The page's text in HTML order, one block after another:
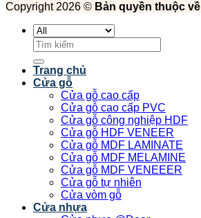
Copyright 2026 © Bản quyền thuộc về
Tìm
kiếm:
Trang chủ
Cửa gỗ
Cửa gỗ cao cấp
Cửa gỗ cao cấp PVC
Cửa gỗ công nghiệp HDF
Cửa gỗ HDF VENEER
Cửa gỗ MDF LAMINATE
Cửa gỗ MDF MELAMINE
Cửa gỗ MDF VENEEER
Cửa gỗ tự nhiên
Cửa vòm gỗ
Cửa nhựa